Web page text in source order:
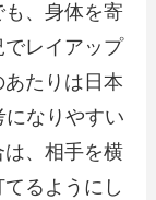
、身体を寄
レイアップ
たりは日本
になりやすい
、相手を横
るようにし